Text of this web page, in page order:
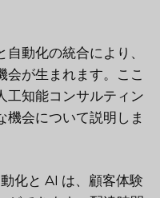
動化の統合により、
会が生まれます。ここ
工知能コンサルティン
機会について説明しま
化と AI は、顧客体験